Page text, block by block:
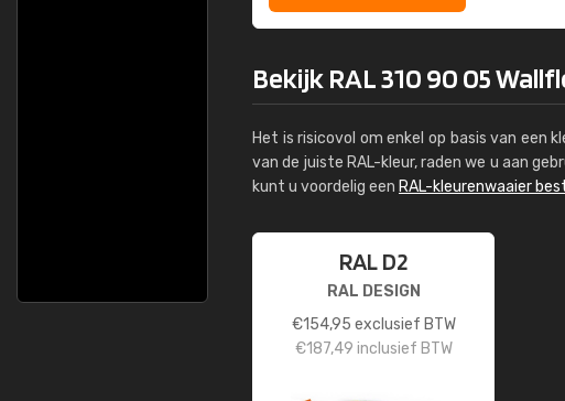
Bekijk RAL 310 90 05
Het is risicovol om enkel op basis van een
van de juiste RAL-kleur, raden we u aan
kunt u voordelig een RAL-kleurenwaaier
RAL D2
RAL DESIGN
€154,95 exclusief BTW
€187,49 inclusief BTW